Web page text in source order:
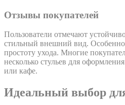
Отзывы покупателей
Пользователи отмечают
стильный внешний вид.
простоту ухода. Многие
несколько стульев для
или кафе.
Идеальный выбор